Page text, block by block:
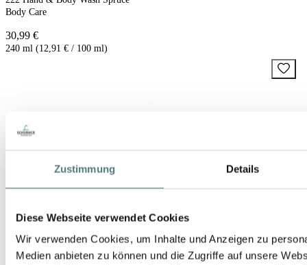
Zustimmung Details
Diese Webseite verwendet Cookies
Wir verwenden Cookies, um Inhalte und Anzeigen zu
Medien anbieten zu können und die Zugriffe auf unsere
Body Care
30,99 €
240 ml (12,91 € / 100 ml)